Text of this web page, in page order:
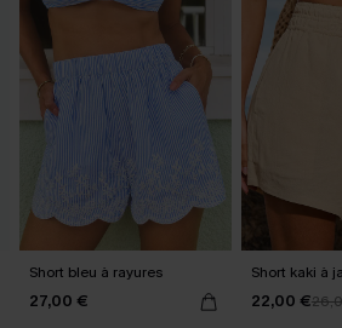
Short bleu à rayures
27,00 €
Short kaki à
22,00 €